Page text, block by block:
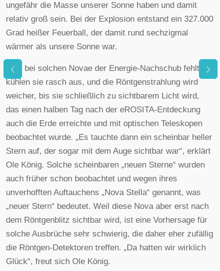
ungefähr die Masse unserer Sonne haben und damit
relativ groß sein. Bei der Explosion entstand ein 327.000
Grad heißer Feuerball, der damit rund sechzigmal
wärmer als unsere Sonne war.
Weil bei solchen Novae der Energie-Nachschub fehlt,
kühlen sie rasch aus, und die Röntgenstrahlung wird
weicher, bis sie schließlich zu sichtbarem Licht wird,
das einen halben Tag nach der eROSITA-Entdeckung
auch die Erde erreichte und mit optischen Teleskopen
beobachtet wurde. „Es tauchte dann ein scheinbar heller
Stern auf, der sogar mit dem Auge sichtbar war“, erklärt
Ole König. Solche scheinbaren „neuen Sterne“ wurden
auch früher schon beobachtet und wegen ihres
unverhofften Auftauchens „Nova Stella“ genannt, was
„neuer Stern“ bedeutet. Weil diese Nova aber erst nach
dem Röntgenblitz sichtbar wird, ist eine Vorhersage für
solche Ausbrüche sehr schwierig, die daher eher zufällig
die Röntgen-Detektoren treffen. „Da hatten wir wirklich
Glück“, freut sich Ole König.